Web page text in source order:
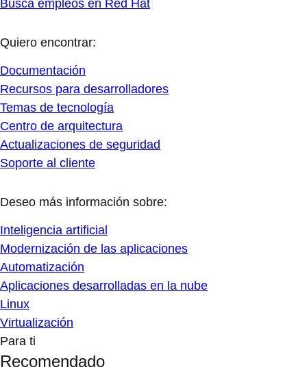
Busca empleos en Red Hat
Quiero encontrar:
Documentación
Recursos para desarrolladores
Temas de tecnología
Centro de arquitectura
Actualizaciones de seguridad
Soporte al cliente
Deseo más información sobre:
Inteligencia artificial
Modernización de las aplicaciones
Automatización
Aplicaciones desarrolladas en la nube
Linux
Virtualización
Para ti
Recomendado